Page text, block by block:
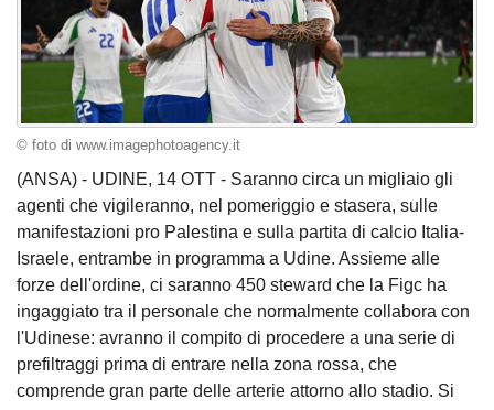
© foto di www.imagephotoagency.it
(ANSA) - UDINE, 14 OTT - Saranno circa un migliaio gli
agenti che vigileranno, nel pomeriggio e stasera, sulle
manifestazioni pro Palestina e sulla partita di calcio Italia-
Israele, entrambe in programma a Udine. Assieme alle
forze dell'ordine, ci saranno 450 steward che la Figc ha
ingaggiato tra il personale che normalmente collabora con
l'Udinese: avranno il compito di procedere a una serie di
prefiltraggi prima di entrare nella zona rossa, che
comprende gran parte delle arterie attorno allo stadio. Si